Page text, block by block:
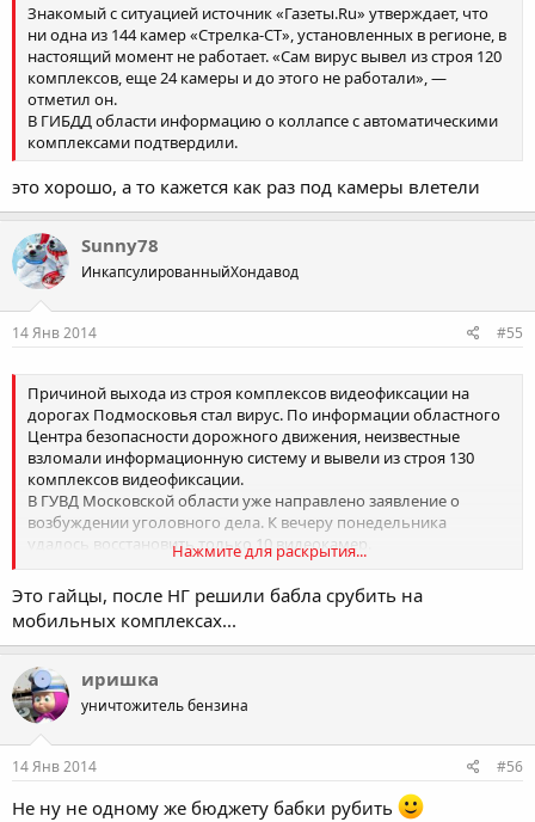
Знакомый с ситуацией источник «Газеты.Ru» утверждает, что
ни одна из 144 камер «Стрелка-СТ», установленных в регионе, в
настоящий момент не работает. «Сам вирус вывел из строя 120
комплексов, еще 24 камеры и до этого не работали», —
отметил он.
В ГИБДД области информацию о коллапсе с автоматическими
комплексами подтвердили.
это хорошо, а то кажется как раз под камеры влетели
Sunny78
ИнкапсулированныйХондавод
14 Янв 2014 #55
Причиной выхода из строя комплексов видеофиксации на
дорогах Подмосковья стал вирус. По информации областного
Центра безопасности дорожного движения, неизвестные
взломали информационную систему и вывели из строя 130
комплексов видеофиксации.
В ГУВД Московской области уже направлено заявление о
возбуждении уголовного дела. К вечеру понедельника
удалось восстановить только 10 видеокамер.
«Ремонтные работы будут вестись в круглосуточном режиме,
— рассказывает зампред областного правительства по
вопросам транспорта Петр Иванов. — Полностью
работоспособность всей системы будет восстановлена до 16
января».
Все это время контроль за дорожным движением будет
осуществляется с помощью мобильных комплексов
фиксации нарушений ПДД.
По факту сбоя в работе камер возбуждено уголовное дело.
Ведется расследование и начат поиск злоумышленников. Как
стало известно, работу 30 процентов вышедших из строя камер
уже удалось восстановить.
Нажмите для раскрытия...
Это гайцы, после НГ решили бабла срубить на
мобильных комплексах...
иришка
уничтожитель бензина
14 Янв 2014 #56
Не ну не одному же бюджету бабки рубить